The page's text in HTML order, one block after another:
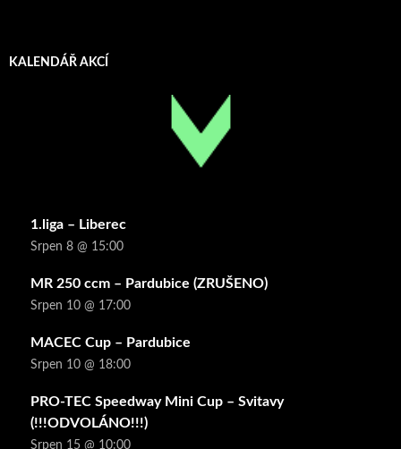
KALENDÁŘ AKCÍ
1.liga – Liberec
Srpen 8 @ 15:00
MR 250 ccm – Pardubice (ZRUŠENO)
Srpen 10 @ 17:00
MACEC Cup – Pardubice
Srpen 10 @ 18:00
PRO-TEC Speedway Mini Cup – Svitavy
(!!!ODVOLÁNO!!!)
Srpen 15 @ 10:00